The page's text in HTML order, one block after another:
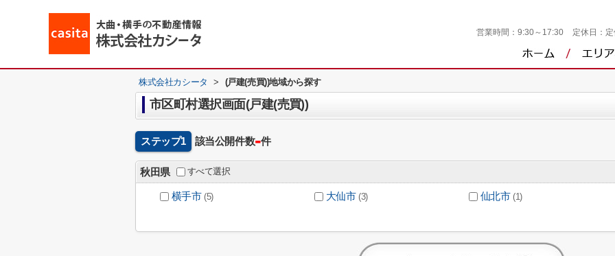
営業時間： 9:30～17:30 定休日：
株式会社カシータ > (戸建(売買))地域から探す
市区町村選択画面(戸建(売買))
ステップ1 該当公開件数-件
秋田県 すべて選択
横手市 (5) 大仙市 (3) 仙北市 (1)